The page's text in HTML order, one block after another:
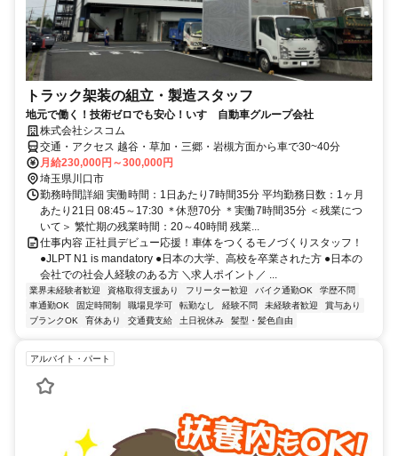
トラック架装の組立・製造スタッフ
地元で働く！技術ゼロでも安心！いすゞ自動車グループ会社
株式会社シスコム
交通・アクセス 越谷・草加・三郷・岩槻方面から車で30~40分
月給230,000円～300,000円
埼玉県川口市
勤務時間詳細 実働時間：1日あたり7時間35分 平均勤務日数：1ヶ月
あたり21日 08:45～17:30 ＊休憩70分 ＊実働7時間35分 ＜残業につ
いて＞ 繁忙期の残業時間：20～40時間 残業...
仕事内容 正社員デビュー応援！車体をつくるモノづくりスタッフ！
●JLPT N1 is mandatory ●日本の大学、高校を卒業された方 ●日本の
会社での社会人経験のある方 ＼求人ポイント／ ...
業界未経験者歓迎 資格取得支援あり フリーター歓迎 バイク通勤OK
学歴不問
車通勤OK
固定時間制 職場見学可 転勤なし 経験不問 未経験者歓迎
賞与あり
ブランクOK
育休あり 交通費支給 土日祝休み 髪型・髪色自由
アルバイト・パート